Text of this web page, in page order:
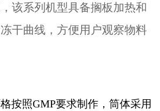
该系列机型具备搁板加热和
干曲线，方便用户观察物料
按照GMP要求制作，筒体采用